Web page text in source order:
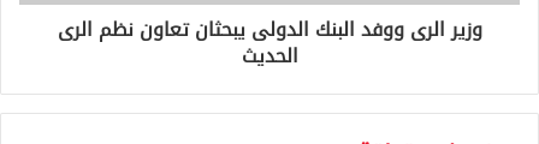
وزير الرى ووفد البنك الدولى يبحثان تعاون نظم الرى
الحديث